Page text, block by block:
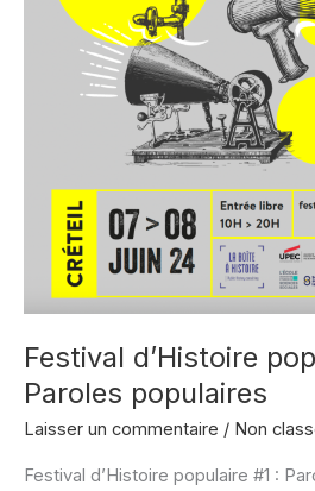
Festival d’Histoire
Paroles populaires
Laisser un commentaire / Non
Festival d’Histoire populaire #1 :